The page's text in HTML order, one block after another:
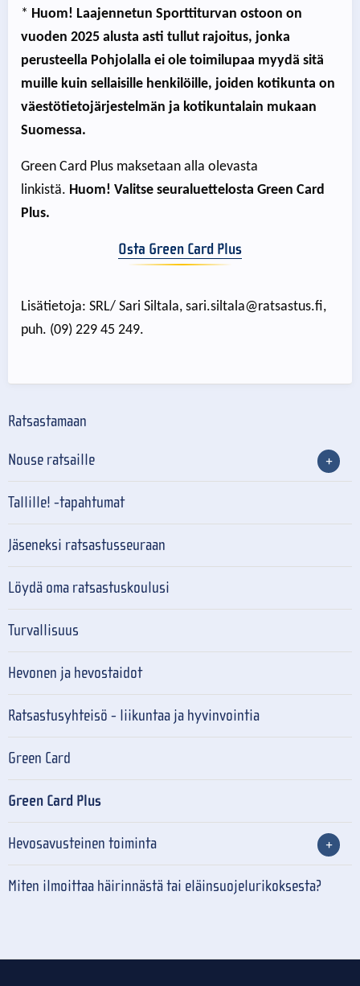
* Huom! Laajennetun Sporttiturvan ostoon on
vuoden 2025 alusta asti tullut rajoitus, jonka
perusteella Pohjolalla ei ole toimilupaa myydä sitä
muille kuin sellaisille henkilöille, joiden kotikunta on
väestötietojärjestelmän ja kotikuntalain mukaan
Suomessa.
Green Card Plus maksetaan alla olevasta
linkistä. Huom! Valitse seuraluettelosta Green Card
Plus.
Osta Green Card Plus
Lisätietoja: SRL/ Sari Siltala, sari.siltala@ratsastus.fi,
puh. (09) 229 45 249.
Ratsastamaan
Nouse ratsaille
Tallille! -tapahtumat
Jäseneksi ratsastusseuraan
Löydä oma ratsastuskoulusi
Turvallisuus
Hevonen ja hevostaidot
Ratsastusyhteisö - liikuntaa ja hyvinvointia
Green Card
Green Card Plus
Hevosavusteinen toiminta
Miten ilmoittaa häirinnästä tai eläinsuojelurikoksesta?